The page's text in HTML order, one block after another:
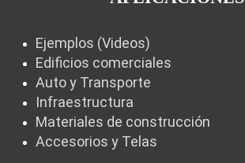
Ejemplos (Videos)
Edificios comerciales
Auto y Transporte
Infraestructura
Materiales de construcción
Accesorios y Telas